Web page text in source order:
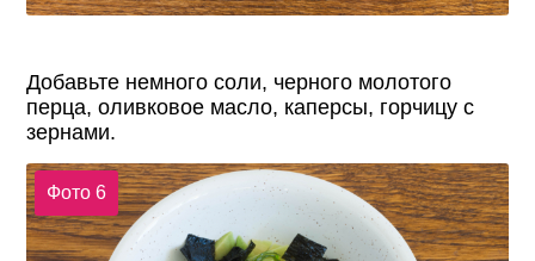
Добавьте немного соли, черного молотого
перца, оливковое масло, каперсы, горчицу с
зернами.
Фото 6